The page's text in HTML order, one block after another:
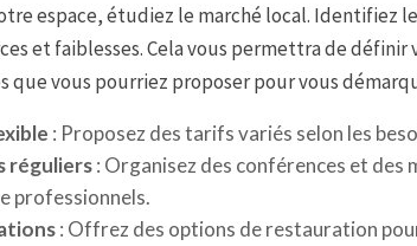
espace, étudiez le marché local. Identifiez
et faiblesses. Cela vous permettra de définir
que vous pourriez proposer pour vous
: Proposez des tarifs variés selon les
réguliers: Organisez des conférences et
professionnels.
: Offrez des options de restauration